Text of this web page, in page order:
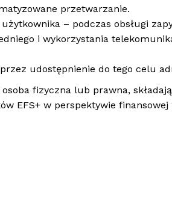
przetwarzanie.
– podczas obsługi
i wykorzystania
udostępnienie do tego celu
fizyczna lub prawna,
EFS+ w perspektywie